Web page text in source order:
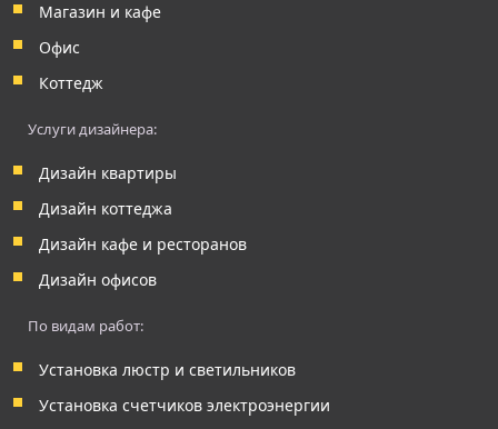
Магазин и кафе
Офис
Коттедж
Услуги дизайнера:
Дизайн квартиры
Дизайн коттеджа
Дизайн кафе и ресторанов
Дизайн офисов
По видам работ:
Установка люстр и светильников
Установка счетчиков электроэнергии